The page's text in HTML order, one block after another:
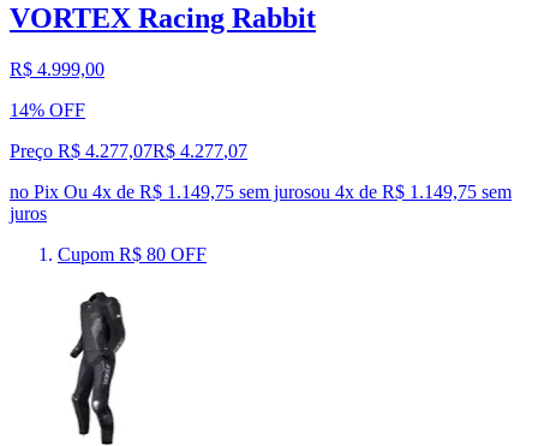
VORTEX Racing Rabbit
R$ 4.999,00
14% OFF
Preço R$ 4.277,07R$ 4.277,07
no Pix Ou 4x de R$ 1.149,75 sem jurosou 4x de R$ 1.149,75 sem
juros
Cupom R$ 80 OFF